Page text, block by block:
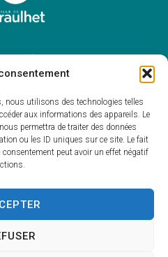
nous utilisons des technologies telles
aux informations des appareils. Le
permettra de traiter des données
ou les ID uniques sur ce site. Le fait
peut avoir un effet négatif
Graulhet
42 85 50
graulhet.fr
au vendredi :